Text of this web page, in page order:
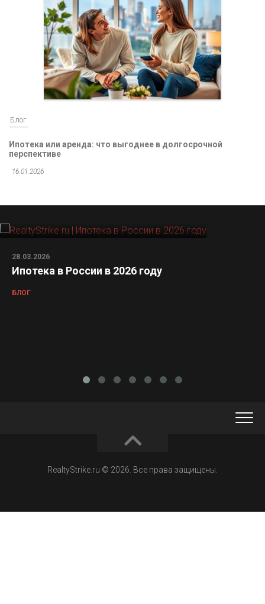
Блог
Ипотека или аренда: что выгоднее в долгосрочной
перспективе
16.01.2026
28.03.2026
Ипотека в России в 2026 году
БЛОГ
RealtyStrike.ru © 2026. Все права защищены.